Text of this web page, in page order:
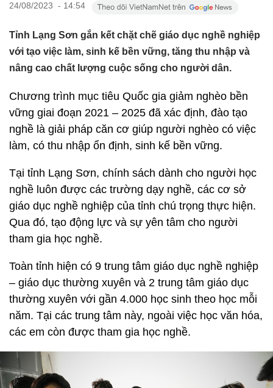
24/08/2023 - 14:54
Tỉnh Lạng Sơn gắn kết chặt chẽ giáo dục nghề nghiệp
với tạo việc làm, sinh kế bền vững, tăng thu nhập và
nâng cao chất lượng cuộc sống cho người dân.
Chương trình mục tiêu Quốc gia giảm nghèo bền
vững giai đoạn 2021 – 2025 đã xác định, đào tạo
nghề là giải pháp căn cơ giúp người nghèo có việc
làm, có thu nhập ổn định, sinh kế bền vững.
Tại tỉnh Lạng Sơn, chính sách dành cho người học
nghề luôn được các trường dạy nghề, các cơ sở
giáo dục nghề nghiệp của tỉnh chú trọng thực hiện.
Qua đó, tạo động lực và sự yên tâm cho người
tham gia học nghề.
Toàn tỉnh hiện có 9 trung tâm giáo dục nghề nghiệp
– giáo dục thường xuyên và 2 trung tâm giáo dục
thường xuyên với gần 4.000 học sinh theo học mỗi
năm. Tại các trung tâm này, ngoài việc học văn hóa,
các em còn được tham gia học nghề.